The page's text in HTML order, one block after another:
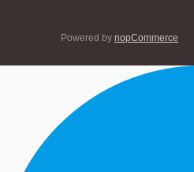
Powered by nopCommerce